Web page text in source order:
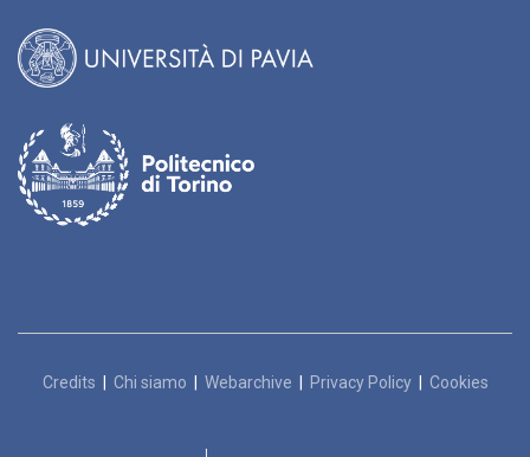
Credits Chi siamo Webarchive Privacy Policy| Cookies